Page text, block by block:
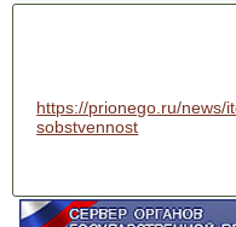
https://prionego.ru/news/
sobstvennost